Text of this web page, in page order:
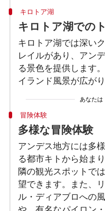
キロトア湖
キロトア湖での
キロトア湖では深い
レイルがあり、アン
る景色を提供します
イランド風景が広がり
あなたは
冒険体験
多様な冒険体験
アンデス地方には多
る都市キトから始ま
隣の観光スポットで
望できます。また、
ル・ディアブロへの